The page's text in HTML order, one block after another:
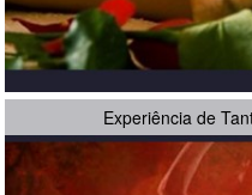
Experiência de